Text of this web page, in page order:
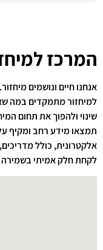
המרכז
אנחנו חיים ונושמים
למיחזור מתמקדים במה
שינוי ולהפוך את תחום
תמצאו מידע רחב ומקיף
אלקטרונית, כולל
לקחת חלק אמיתי